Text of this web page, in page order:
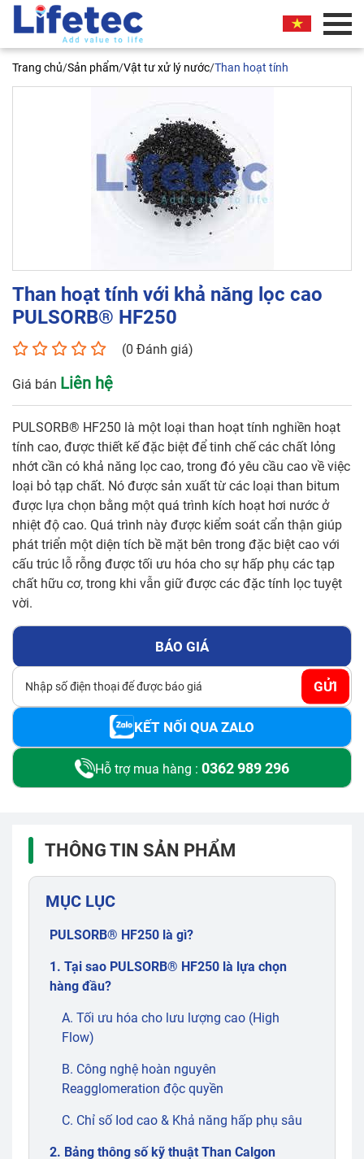
Trang chủ/Sản phẩm/Vật tư xử lý nước/Than hoạt tính
Than hoạt tính với khả năng lọc cao
PULSORB® HF250
(0 Đánh giá)
Giá bán Liên hệ
PULSORB® HF250 là một loại than hoạt tính nghiền hoạt
tính cao, được thiết kế đặc biệt để tinh chế các chất lỏng
nhớt cần có khả năng lọc cao, trong đó yêu cầu cao về việc
loại bỏ tạp chất. Nó được sản xuất từ các loại than bitum
được lựa chọn bằng một quá trình kích hoạt hơi nước ở
nhiệt độ cao. Quá trình này được kiểm soát cẩn thận giúp
phát triển một diện tích bề mặt bên trong đặc biệt cao với
cấu trúc lỗ rỗng được tối ưu hóa cho sự hấp phụ các tạp
chất hữu cơ, trong khi vẫn giữ được các đặc tính lọc tuyệt
vời.
BÁO GIÁ
GỬI
KẾT NỐI QUA ZALO
Hỗ trợ mua hàng : 0362 989 296
THÔNG TIN SẢN PHẨM
MỤC LỤC
PULSORB® HF250 là gì?
1. Tại sao PULSORB® HF250 là lựa chọn
hàng đầu?
A. Tối ưu hóa cho lưu lượng cao (High
Flow)
B. Công nghệ hoàn nguyên
Reagglomeration độc quyền
C. Chỉ số Iod cao & Khả năng hấp phụ sâu
2. Bảng thông số kỹ thuật Than Calgon
BÁO GIÁ THƯƠNG MẠI
Quý khách vui lòng nhập thông tin vào các trường
thương mại sản phẩm này cho quý khách. Xin
chân thành cảm ơn!
Than hoạt tính với khả năng lọc
cao PULSORB® HF250
Tên liên hệ*
Số điện thoại*
Email*
Yêu cầu báo giá